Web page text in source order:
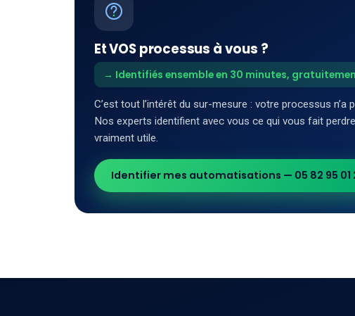
Et VOS processus à vous ?
→ Identifiés ensemble en 30 minutes,
C’est tout l’intérêt du sur-mesure : votre processus n’a
Nos experts identifient avec vous ce qui vous fait
vraiment utile.
Identifier mes automatisations — 05 82 95 01